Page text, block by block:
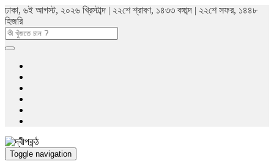
ঢাকা, ৬ই আগস্ট, ২০২৬ খ্রিস্টাব্দ | ২২শে শ্রাবণ, ১৪৩৩ বঙ্গাব্দ | ২২শে সফর, ১৪৪৮
হিজরি
Toggle navigation